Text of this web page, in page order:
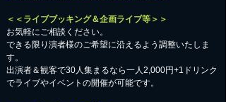
＜＜ライブブッキング＆企画ライブ等＞＞
お気軽にご相談ください。​
​できる限り演者様のご希望に沿えるよう調整いたしま
す。
出演者＆観客で30人集まるなら一人2,000円+1ドリンク
でライブやイベントの開催が可能です。